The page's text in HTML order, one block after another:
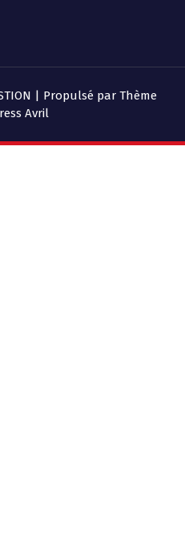
| Propulsé par Thème
Avril